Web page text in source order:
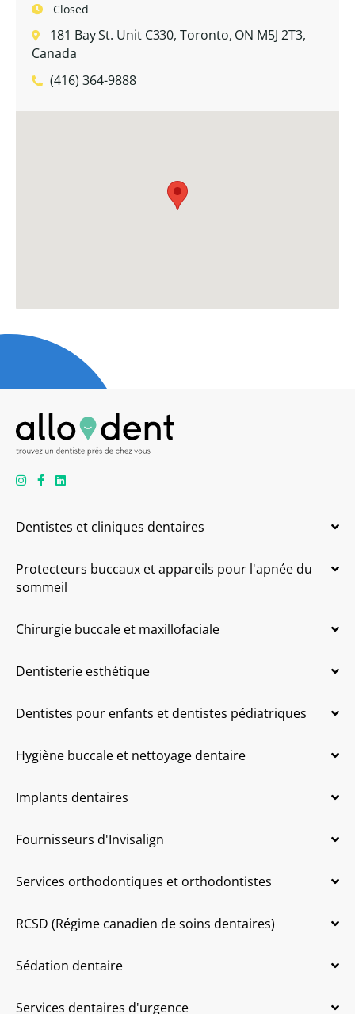
Closed
181 Bay St. Unit C330, Toronto, ON M5J 2T3,
Canada
(416) 364-9888
Dentistes et cliniques dentaires
Protecteurs buccaux et appareils pour l'apnée du
sommeil
Chirurgie buccale et maxillofaciale
Dentisterie esthétique
Dentistes pour enfants et dentistes pédiatriques
Hygiène buccale et nettoyage dentaire
Implants dentaires
Fournisseurs d'Invisalign
Services orthodontiques et orthodontistes
RCSD (Régime canadien de soins dentaires)
Sédation dentaire
Services dentaires d'urgence